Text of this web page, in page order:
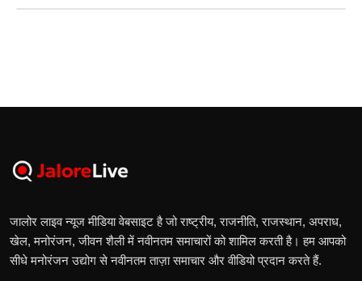
जालोर लाइव न्यूज मीडिया वेबसाइट है जो राष्ट्रीय, राजनीति, राजस्थान, अपराध,
खेल, मनोरंजन, जीवन शैली में नवीनतम समाचारों को शामिल करती है। हम आपको
सीधे मनोरंजन उद्योग से नवीनतम ताज़ा समाचार और वीडियो प्रदान करते हैं.